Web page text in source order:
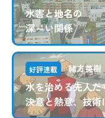
水害と地名の
深～い関係
好評連載 緒方英樹
水を治める先人た
決意と熱意、技術